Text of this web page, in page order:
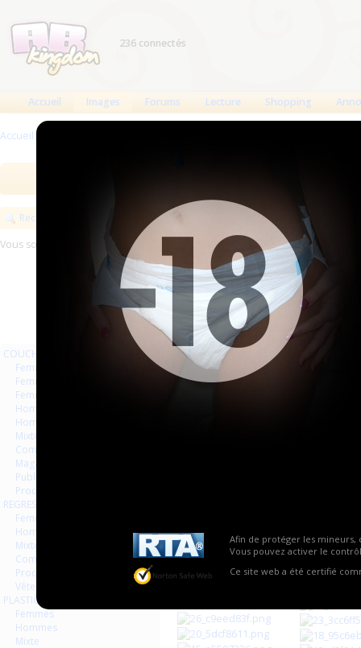
Afin de protéger les mineurs,
Vous pouvez activer le
Ce site web a été certifié
236 connectés
Accueil Images Forums Lecture Shopping
Accueil >
Rechercher
Vous souhaitez exposer vos images sur ABKingdom ?Commencez ici
COUCHES
Femmes
Femmes séries et rafales
Femmes vintage
Hommes séries et rafales
Hommes
Mixte
Commercial
Magazines Livres
Publicités
Produits
REGRESSION AGEPLAYER
Femmes
Hommes
Mixte
Commercial
Produits
Vêtements
PLASTIQUE LATEX
Femmes
Hommes
Mixte